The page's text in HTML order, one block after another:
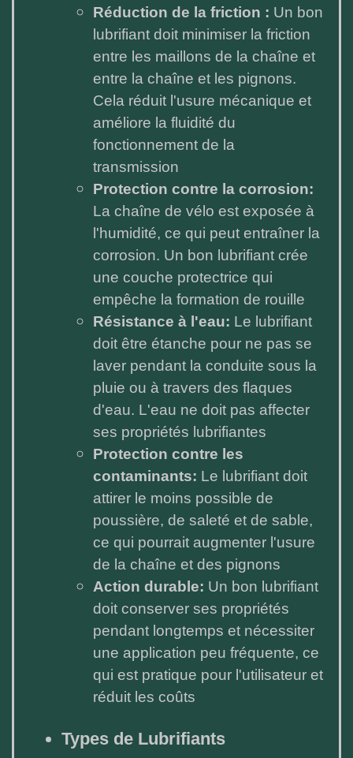
Réduction de la friction : Un bon
lubrifiant doit minimiser la friction
entre les maillons de la chaîne et
entre la chaîne et les pignons.
Cela réduit l'usure mécanique et
améliore la fluidité du
fonctionnement de la
transmission
Protection contre la corrosion:
La chaîne de vélo est exposée à
l'humidité, ce qui peut entraîner la
corrosion. Un bon lubrifiant crée
une couche protectrice qui
empêche la formation de rouille
Résistance à l'eau: Le lubrifiant
doit être étanche pour ne pas se
laver pendant la conduite sous la
pluie ou à travers des flaques
d'eau. L'eau ne doit pas affecter
ses propriétés lubrifiantes
Protection contre les
contaminants: Le lubrifiant doit
attirer le moins possible de
poussière, de saleté et de sable,
ce qui pourrait augmenter l'usure
de la chaîne et des pignons
Action durable: Un bon lubrifiant
doit conserver ses propriétés
pendant longtemps et nécessiter
une application peu fréquente, ce
qui est pratique pour l'utilisateur et
réduit les coûts
Types de Lubrifiants